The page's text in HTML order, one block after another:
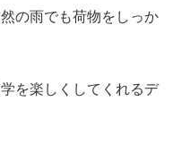
の雨でも荷物をしっか
を楽しくしてくれるデ